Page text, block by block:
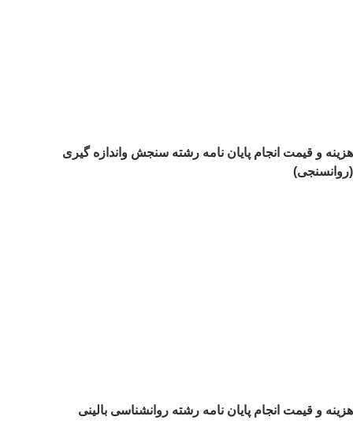
هزینه و قیمت انجام پایان نامه رشته سنجش واندازه گیری
(روانسنجی)
هزینه و قیمت انجام پایان نامه رشته روانشناسی بالینی